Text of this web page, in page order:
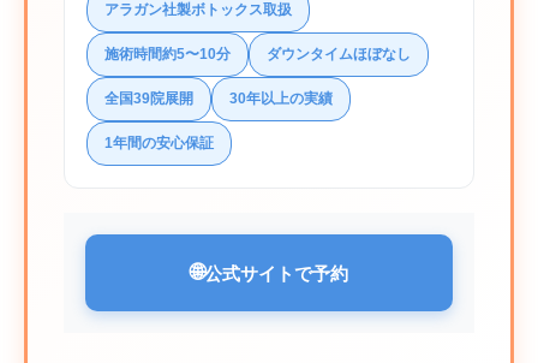
アラガン社製ボトックス取扱
施術時間約5〜10分 ダウンタイムほぼなし
全国39院展開 30年以上の実績
1年間の安心保証
🌐公式サイトで予約